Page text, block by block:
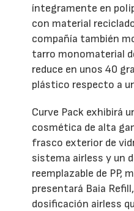
íntegramente en
con material
compañía también
tarro monomaterial
reduce en unos 40
plástico respecto a
Curve Pack exhibirá
cosmética de alta
frasco exterior de
sistema airless y un
reemplazable de PP,
presentará Baia
dosificación airless